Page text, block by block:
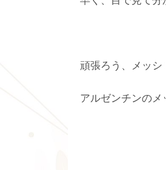
頑張ろう、メッシ
アルゼンチンの